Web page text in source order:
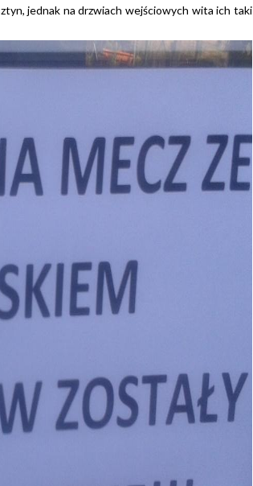
jednak na drzwiach wejściowych wita ich taki